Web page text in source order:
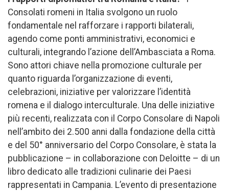
Consolati romeni in Italia svolgono un ruolo
fondamentale nel rafforzare i rapporti bilaterali,
agendo come ponti amministrativi, economici e
culturali, integrando l’azione dell’Ambasciata a Roma.
Sono attori chiave nella promozione culturale per
quanto riguarda l’organizzazione di eventi,
celebrazioni, iniziative per valorizzare l’identità
romena e il dialogo interculturale. Una delle iniziative
più recenti, realizzata con il Corpo Consolare di Napoli
nell’ambito dei 2.500 anni dalla fondazione della città
e del 50° anniversario del Corpo Consolare, è stata la
pubblicazione – in collaborazione con Deloitte – di un
libro dedicato alle tradizioni culinarie dei Paesi
rappresentati in Campania. L’evento di presentazione